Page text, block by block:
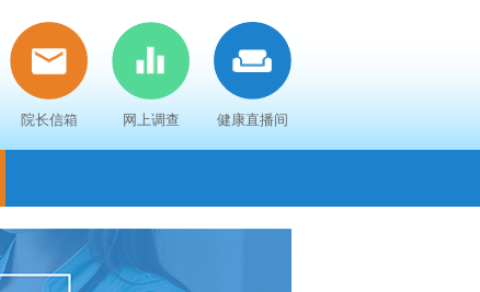
健康直播间
网上调查
院长信箱